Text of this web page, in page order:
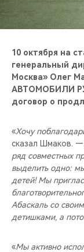
CHERY И СПОРТ
НАШИ
ВИДЕООБЗОРЫ
10 октября на
генеральный
Москва» Олег
АВТОМОБИЛИ
договор о
«Хочу
сказал Шмаков. —
ряд совместных
выделить одно:
детей! Мы
Абаскаль со
детишками, а
«Мы активно